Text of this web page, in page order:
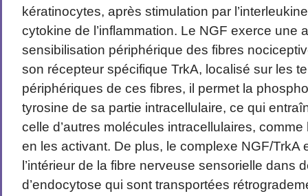
kératinocytes, après stimulation par
cytokine de l’inflammation. Le NGF exerce une
sensibilisation périphérique des fibres
son récepteur spécifique TrkA, localisé sur les
périphériques de ces fibres, il permet la
tyrosine de sa partie intracellulaire, ce qui
celle d’autres molécules intracellulaires,
en les activant. De plus, le complexe NGF/TrkA
l’intérieur de la fibre nerveuse sensorielle dans
d’endocytose qui sont transportées